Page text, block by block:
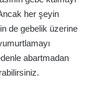
her şeyin
de gebelik üzerine
abartmadan